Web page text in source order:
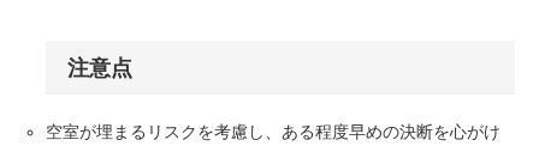
注意点
空室が埋まるリスクを考慮し、ある程度早めの決断を心がけ